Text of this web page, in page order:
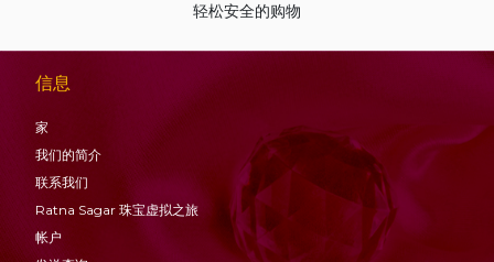
轻松安全的购物
信息
家
我们的简介
联系我们
Ratna Sagar 珠宝虚拟之旅
帐户